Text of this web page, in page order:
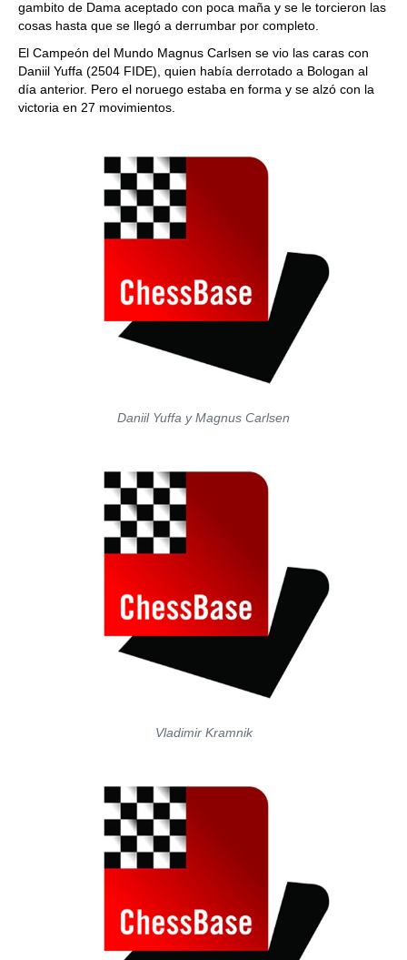
gambito de Dama aceptado con poca maña y se le torcieron las
cosas hasta que se llegó a derrumbar por completo.
El Campeón del Mundo Magnus Carlsen se vio las caras con
Daniil Yuffa (2504 FIDE), quien había derrotado a Bologan al
día anterior. Pero el noruego estaba en forma y se alzó con la
victoria en 27 movimientos.
Daniil Yuffa y Magnus Carlsen
Vladimir Kramnik